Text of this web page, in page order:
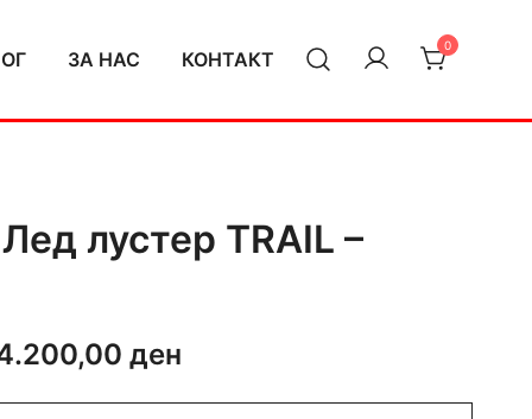
ЗА НАС КОНТАКТ
0
лустер TRAIL –
ден
range: